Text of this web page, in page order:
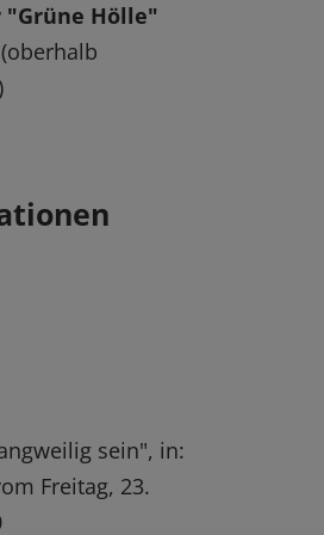
"Grüne Hölle"
sein", in:
Freitag, 23.